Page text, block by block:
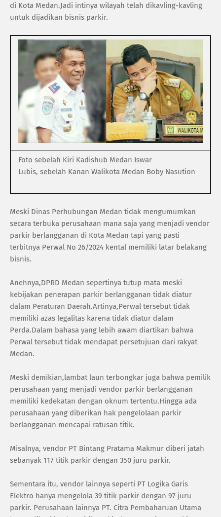
di Kota Medan.Jadi intinya wilayah telah dikavling-kavling
untuk dijadikan bisnis parkir.
Foto sebelah Kiri Kadishub Medan Iswar
Lubis, sebelah Kanan Walikota Medan Boby Nasution
Meski Dinas Perhubungan Medan tidak mengumumkan
secara terbuka perusahaan mana saja yang menjadi vendor
parkir berlangganan di Kota Medan tapi yang pasti
terbitnya Perwal No 26/2024 kental memiliki latar belakang
bisnis.
Anehnya,DPRD Medan sepertinya tutup mata meski
kebijakan penerapan parkir berlangganan tidak diatur
dalam Peraturan Daerah.Artinya,Perwal tersebut tidak
memiliki azas legalitas karena tidak diatur dalam
Perda.Dalam bahasa yang lebih awam diartikan bahwa
Perwal tersebut tidak mendapat persetujuan dari rakyat
Medan.
Meski demikian,lambat laun terbongkar juga bahwa pemilik
perusahaan yang menjadi vendor parkir berlangganan
memiliki kedekatan dengan oknum tertentu.Hingga ada
perusahaan yang diberikan hak pengelolaan parkir
berlangganan mencapai ratusan titik.
Misalnya, vendor PT Bintang Pratama Makmur diberi jatah
sebanyak 117 titik parkir dengan 350 juru parkir.
Sementara itu, vendor lainnya seperti PT Logika Garis
Elektro hanya mengelola 39 titik parkir dengan 97 juru
parkir. Perusahaan lainnya PT. Citra Pembaharuan Utama